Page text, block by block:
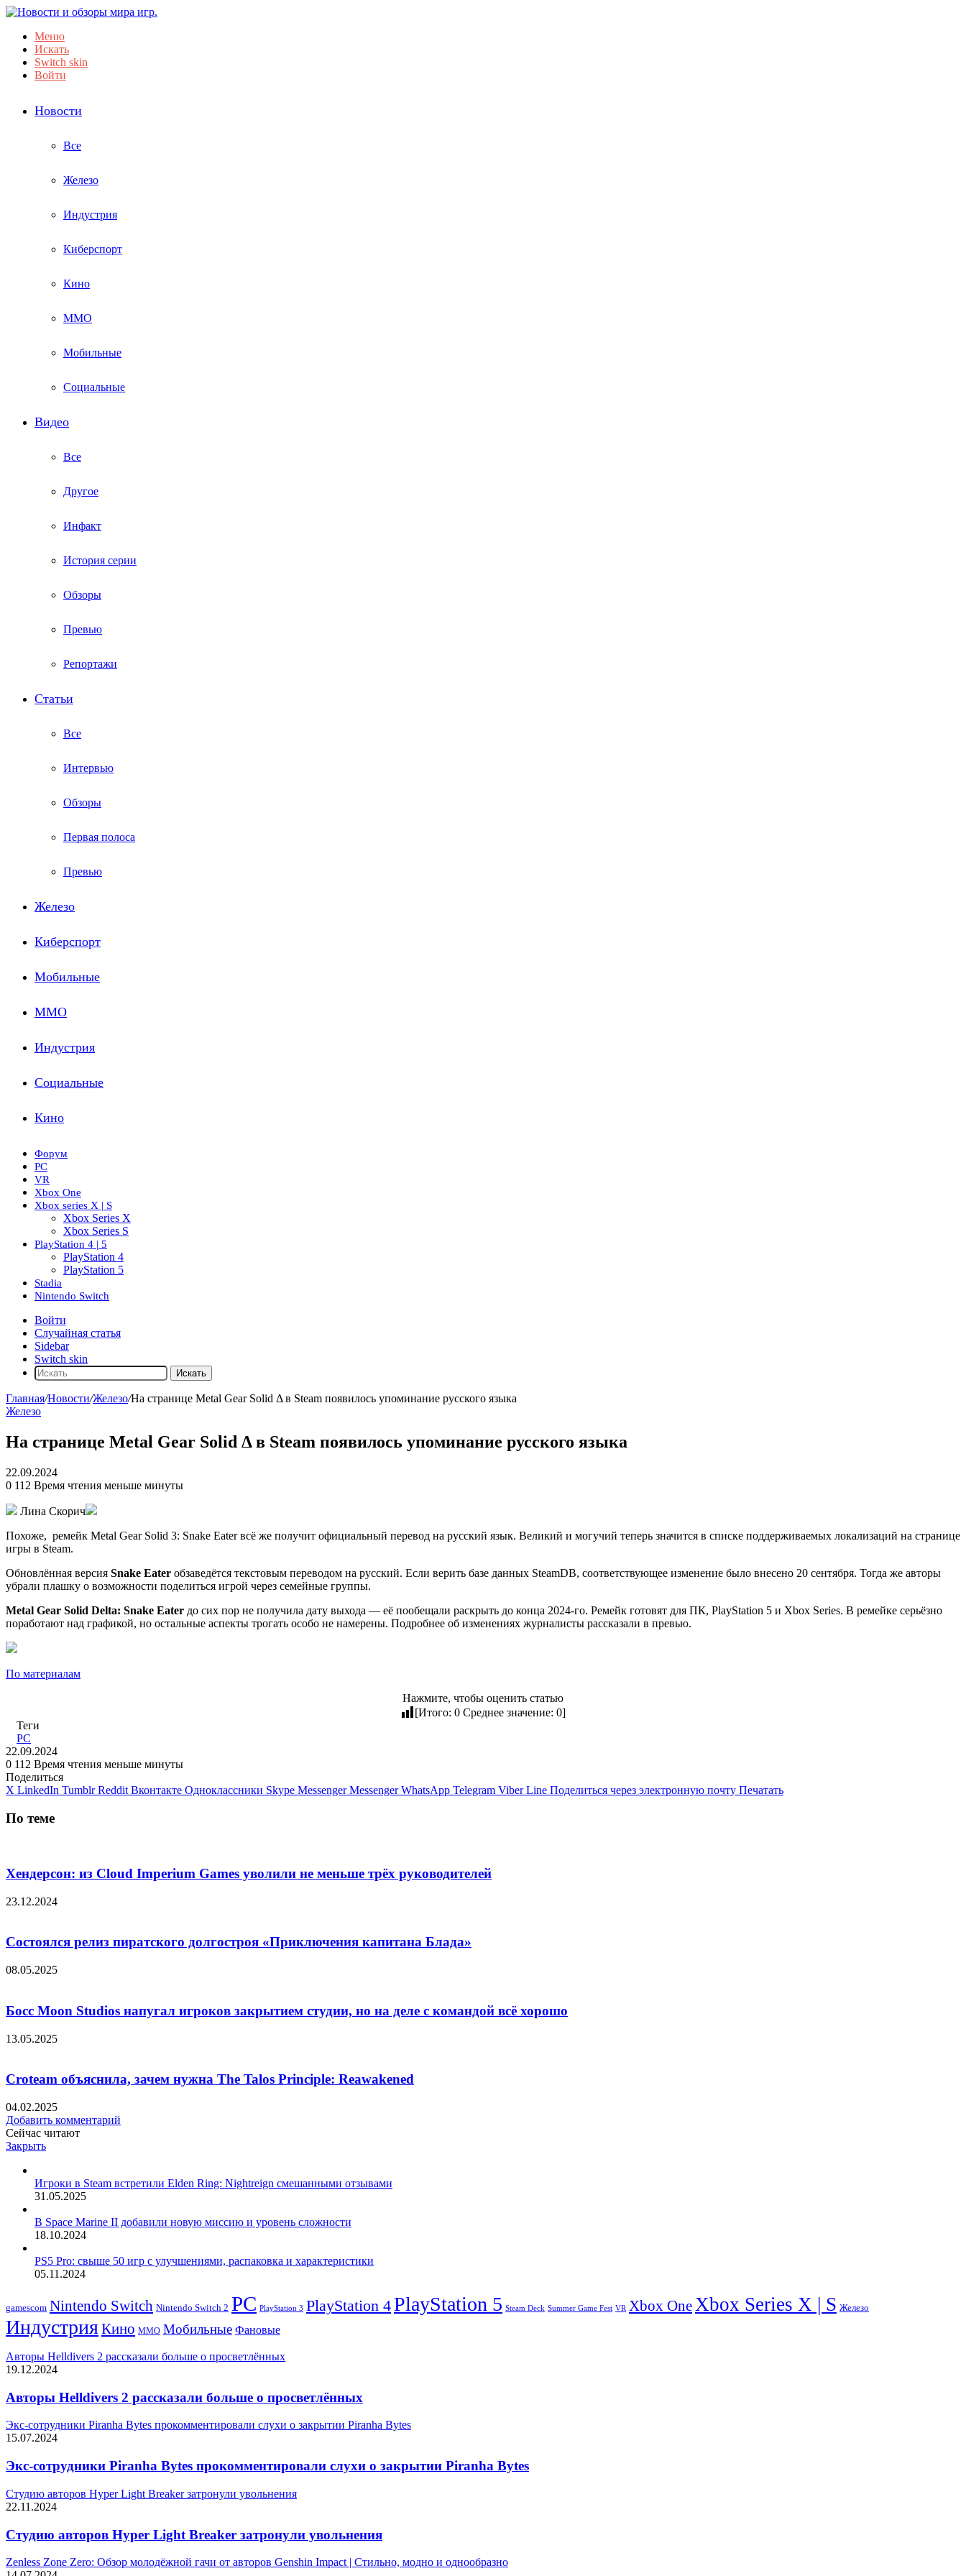
Меню
Искать
Switch skin
Войти
Новости
Все
Железо
Индустрия
Киберспорт
Кино
ММО
Мобильные
Социальные
Видео
Все
Другое
Инфакт
История серии
Обзоры
Превью
Репортажи
Статьи
Все
Интервью
Обзоры
Первая полоса
Превью
Железо
Киберспорт
Мобильные
ММО
Индустрия
Социальные
Кино
Форум
PC
VR
Xbox One
Xbox series X | S
Xbox Series X
Xbox Series S
PlayStation 4 | 5
PlayStation 4
PlayStation 5
Stadia
Nintendo Switch
Войти
Случайная статья
Sidebar
Switch skin
Искать
Главная/Новости/Железо/На странице Metal Gear Solid Δ в Steam появилось упоминание русского языка
Железо
На странице Metal Gear Solid Δ в Steam появилось упоминание русского языка
22.09.2024
0 112 Время чтения меньше минуты
Лина Скорич
Похоже, ремейк Metal Gear Solid 3: Snake Eaterвсё же получит официальный перевод на русский язык. Великий и могучий теперь значится в списке поддерживаемых локализаций на странице
игры в Steam.
Обновлённая версия Snake Eater обзаведётся текстовым переводом на русский. Если верить базе данных SteamDB, соответствующее изменение было внесено 20 сентября. Тогда же авторы
убрали плашку о возможности поделиться игрой через семейные группы.
Metal Gear Solid Delta: Snake Eater до сих пор не получила дату выхода — её пообещали раскрыть до конца 2024-го. Ремейк готовят для ПК, PlayStation 5 и Xbox Series. В ремейке серьёзно
поработают над графикой, но остальные аспекты трогать особо не намерены. Подробнее об изменениях журналисты рассказали в превью.
По материалам
Нажмите, чтобы оценить статью
[Итого: 0 Среднее значение: 0]
Теги
PC
22.09.2024
0 112 Время чтения меньше минуты
Поделиться
X LinkedIn Tumblr Reddit Вконтакте Одноклассники Skype Messenger Messenger WhatsApp Telegram Viber Line Поделиться через электронную почту Печатать
По теме
Хендерсон: из Cloud Imperium Games уволили не меньше трёх руководителей
23.12.2024
Состоялся релиз пиратского долгостроя «Приключения капитана Блада»
08.05.2025
Босс Moon Studios напугал игроков закрытием студии, но на деле с командой всё хорошо
13.05.2025
Croteam объяснила, зачем нужна The Talos Principle: Reawakened
04.02.2025
Добавить комментарий
Сейчас читают
Закрыть
Игроки в Steam встретили Elden Ring: Nightreign смешанными отзывами
31.05.2025
В Space Marine II добавили новую миссию и уровень сложности
18.10.2024
PS5 Pro: свыше 50 игр с улучшениями, распаковка и характеристики
05.11.2024
gamescom Nintendo Switch Nintendo Switch 2 PC PlayStation 3 PlayStation 4PlayStation 5 Steam Deck Summer Game Fest VR Xbox OneXbox Series X | S Железо
ИндустрияКино ММО Мобильные Фановые
Авторы Helldivers 2 рассказали больше о просветлённых
19.12.2024
Авторы Helldivers 2 рассказали больше о просветлённых
Экс-сотрудники Piranha Bytes прокомментировали слухи о закрытии Piranha Bytes
15.07.2024
Экс-сотрудники Piranha Bytes прокомментировали слухи о закрытии Piranha Bytes
Студию авторов Hyper Light Breaker затронули увольнения
22.11.2024
Студию авторов Hyper Light Breaker затронули увольнения
Zenless Zone Zero: Обзор молодёжной гачи от авторов Genshin Impact | Стильно, модно и однообразно